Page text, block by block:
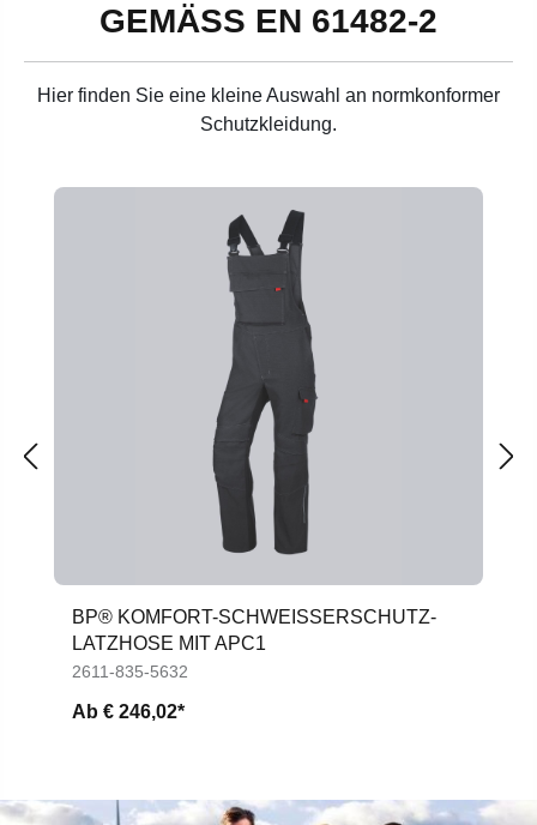
GEMÄSS EN 61482-2
Hier finden Sie eine kleine Auswahl an normkonformer
Schutzkleidung.
Produktgalerie überspringen
BP® KOMFORT-SCHWEISSERSCHUTZ-L
ATZHOSE MIT APC1
2611-835-5632
Ab € 246,02*